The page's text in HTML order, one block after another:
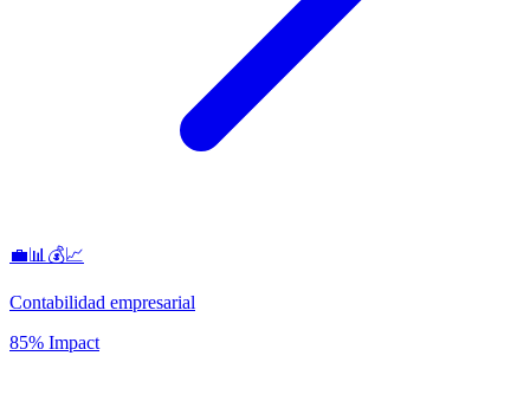
💼📊💰📈
Contabilidad empresarial
85% Impact